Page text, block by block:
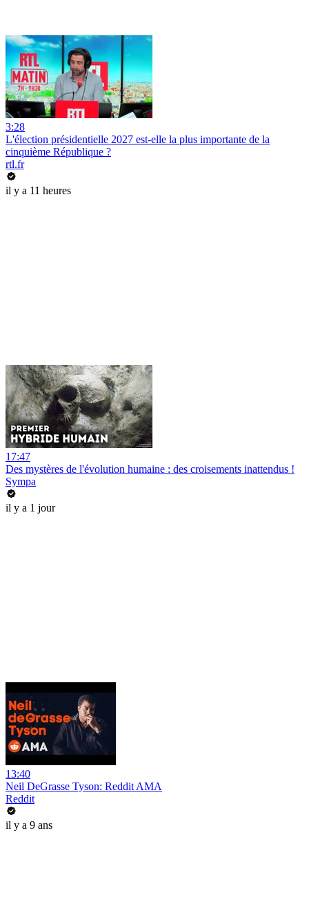
3:28
L'élection présidentielle 2027 est-elle la plus importante de la
cinquième République ?
rtl.fr
il y a 11 heures
17:47
Des mystères de l'évolution humaine : des croisements inattendus !
Sympa
il y a 1 jour
13:40
Neil DeGrasse Tyson: Reddit AMA
Reddit
il y a 9 ans